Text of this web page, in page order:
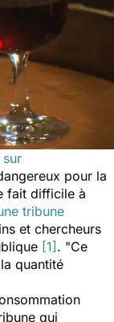
pour la
fait difficile à
tribune
et chercheurs
[1]. "Ce
quantité
qui